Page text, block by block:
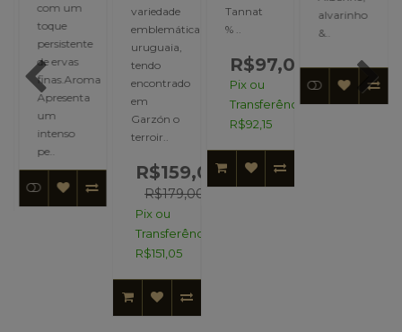
com um
toque
persistente
de ervas
finas.Aroma
Apresenta
um
intenso
pe..
variedade
emblemática
uruguaia,
tendo
encontrado
em
Garzón o
terroir..
R$159,00
R$179,00
Pix ou
Transferência:
R$151,05
Tannat
% ..
R$97,00
Pix ou
Transferência:
R$92,15
alvarinho
&..